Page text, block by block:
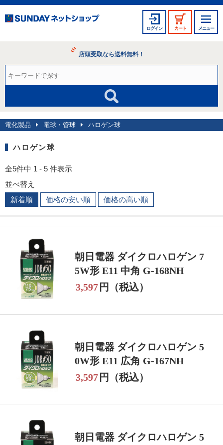
ログイン カート メニュー
店頭受取なら送料無料！
電化製品 電球・管球 ハロゲン球
ハロゲン球
全5件中 1 - 5 件表示
並べ替え
新着順
価格の安い順 価格の高い順
朝日電器 ダイクロハロゲン 7
5W形 E11 中角 G-168NH
3,597 円（税込）
朝日電器 ダイクロハロゲン 5
0W形 E11 広角 G-167NH
3,597 円（税込）
朝日電器 ダイクロハロゲン 5